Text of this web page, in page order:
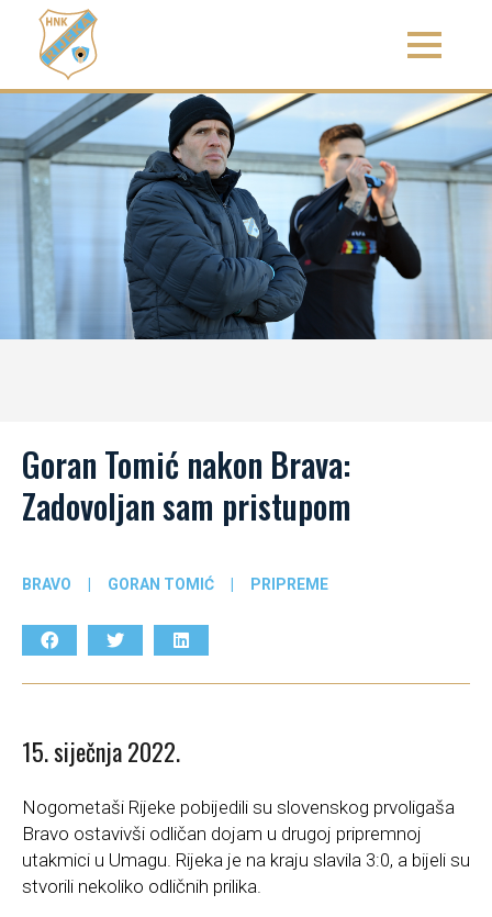
Goran Tomić nakon Brava:
Zadovoljan sam pristupom
BRAVO | GORAN TOMIĆ | PRIPREME
15. siječnja 2022.
Nogometaši Rijeke pobijedili su slovenskog prvoligaša
Bravo ostavivši odličan dojam u drugoj pripremnoj
utakmici u Umagu. Rijeka je na kraju slavila 3:0, a bijeli su
stvorili nekoliko odličnih prilika.